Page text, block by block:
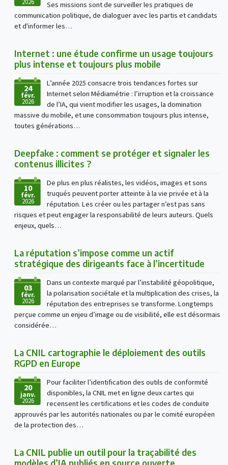
Ses missions sont de surveiller les pratiques de
communication politique, de dialoguer avec les partis et candidats
et d'informer les…
Internet : une étude confirme un usage toujours
plus intense et toujours plus mobile
24
févr.
2026
L’année 2025 consacre trois tendances fortes sur
Internet selon Médiamétrie : l’irruption et la croissance
de l’IA, qui vient modifier les usages, la domination
massive du mobile, et une consommation toujours plus intense,
toutes générations…
Deepfake : comment se protéger et signaler les
contenus illicites ?
10
févr.
2026
De plus en plus réalistes, les vidéos, images et sons
truqués peuvent porter atteinte à la vie privée et à la
réputation. Les créer ou les partager n’est pas sans
risques et peut engager la responsabilité de leurs auteurs. Quels
enjeux, quels…
La réputation s’impose comme un actif
stratégique des dirigeants face à l’incertitude
03
févr.
2026
Dans un contexte marqué par l’instabilité géopolitique,
la polarisation sociétale et la multiplication des crises, la
réputation des entreprises se transforme. Longtemps
perçue comme un enjeu d’image ou de visibilité, elle est désormais
considérée…
La CNIL cartographie le déploiement des outils
RGPD en Europe
20
janv.
2026
Pour faciliter l’identification des outils de conformité
disponibles, la CNIL met en ligne deux cartes qui
recensent les certifications et les codes de conduite
approuvés par les autorités nationales ou par le comité européen
de la protection des…
La CNIL publie un outil pour la traçabilité des